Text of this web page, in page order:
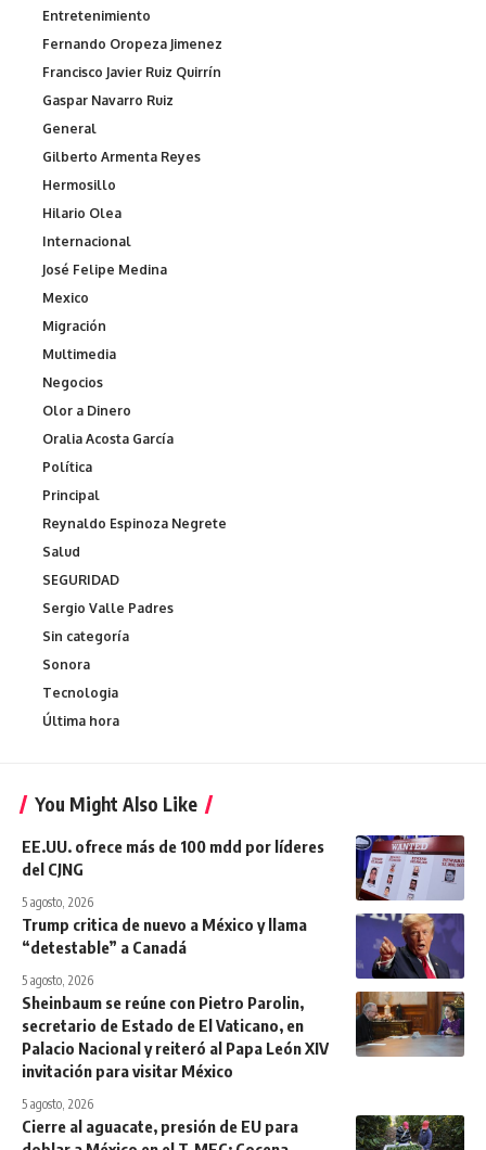
Entretenimiento
Fernando Oropeza Jimenez
Francisco Javier Ruiz Quirrín
Gaspar Navarro Ruiz
General
Gilberto Armenta Reyes
Hermosillo
Hilario Olea
Internacional
José Felipe Medina
Mexico
Migración
Multimedia
Negocios
Olor a Dinero
Oralia Acosta García
Política
Principal
Reynaldo Espinoza Negrete
Salud
SEGURIDAD
Sergio Valle Padres
Sin categoría
Sonora
Tecnologia
Última hora
You Might Also Like
EE.UU. ofrece más de 100 mdd por líderes
del CJNG
5 agosto, 2026
Trump critica de nuevo a México y llama
“detestable” a Canadá
5 agosto, 2026
Sheinbaum se reúne con Pietro Parolin,
secretario de Estado de El Vaticano, en
Palacio Nacional y reiteró al Papa León XIV
invitación para visitar México
5 agosto, 2026
Cierre al aguacate, presión de EU para